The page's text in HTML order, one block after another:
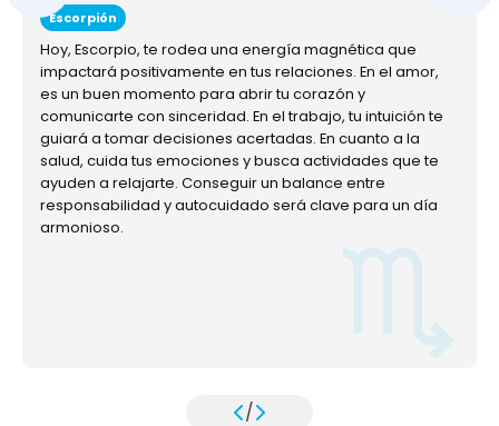
Escorpión
Hoy, Escorpio, te rodea una energía magnética que
impactará positivamente en tus relaciones. En el amor,
es un buen momento para abrir tu corazón y
comunicarte con sinceridad. En el trabajo, tu intuición te
guiará a tomar decisiones acertadas. En cuanto a la
salud, cuida tus emociones y busca actividades que te
ayuden a relajarte. Conseguir un balance entre
responsabilidad y autocuidado será clave para un día
armonioso.
/